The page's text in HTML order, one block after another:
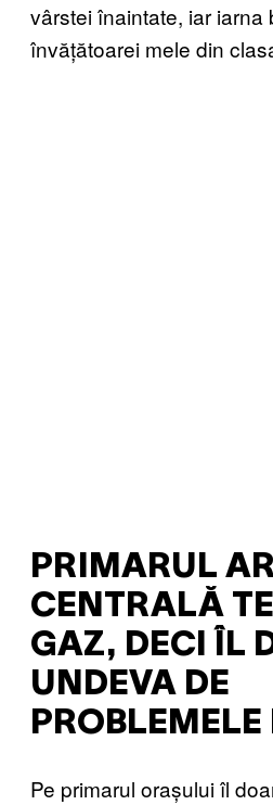
vârstei înaintate, iar iarna
învățătoarei mele din
PRIMARUL
CENTRALĂ
GAZ, DECI ÎL
UNDEVA DE
Pe primarul orașului îl